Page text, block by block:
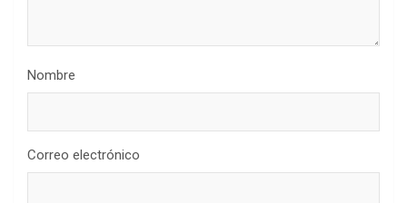
Nombre
Correo electrónico